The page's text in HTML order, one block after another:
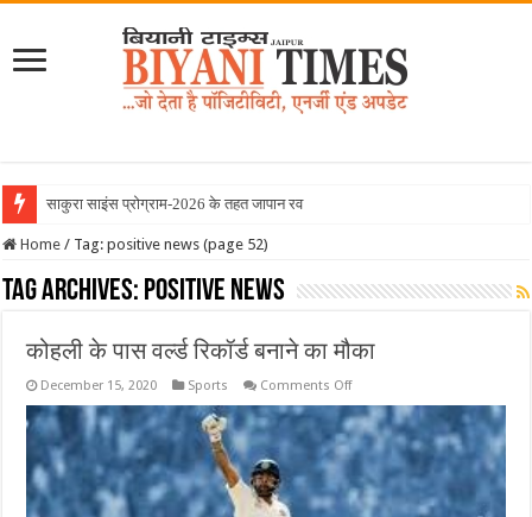
साकुरा साइंस प्रोग्राम-2026 के तहत जापान रवाना हुई बियानी
Home / Tag:positive news (page 52)
Tag Archives: positive news
कोहली के पास वर्ल्ड रिकॉर्ड बनाने का मौका
December 15, 2020 Sports Comments Offon
के
पास
वर्ल्ड
रिकॉर्ड
बनाने
का
मौका